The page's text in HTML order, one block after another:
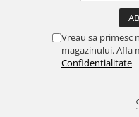
Vreau sa primesc
magazinului. Afla
Confidentialitate